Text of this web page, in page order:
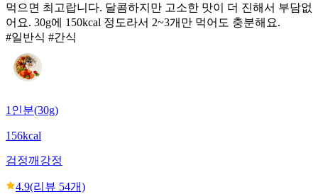
먹으면 최고랍니다. 달콤하지만 고소한 맛이 더 진해서 부담없
어요. 30g에 150kcal 정도라서 2~3개만 먹어도 충분해요.
#일반식 #간식
1인분(30g)
156kcal
검정깨강정
4.9(리뷰 54개)